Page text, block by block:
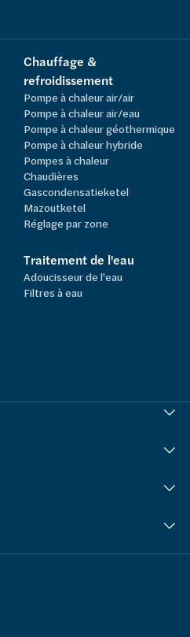
Chauffage &
refroidissement
Pompe à chaleur air/air
Pompe à chaleur air/eau
Pompe à chaleur géothermique
Pompe à chaleur hybride
Pompes à chaleur
Chaudières
Gascondensatieketel
Mazoutketel
Réglage par zone
Traitement de l'eau
Adoucisseur de l'eau
Filtres à eau